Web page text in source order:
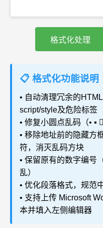
格式化处理
📋 格式化功能说明
• 自动清理冗余的
script/style及危险标签
• 修复小圆点乱码（• ▪
• 移除地址前的隐藏方
符，消灭乱码方块
• 保留原有的数字编号
乱）
• 优化段落格式，规范
• 支持上传 Microsoft
本并填入左侧编辑器